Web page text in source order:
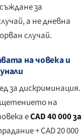
за
а не дневна
случай.
на човека и
за дискриминация.
на
еCAD 40 000 за
+ CAD 20 000